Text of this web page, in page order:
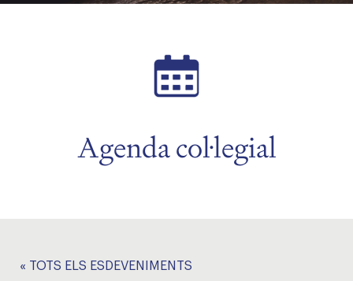
Agenda col·legial
« TOTS ELS ESDEVENIMENTS